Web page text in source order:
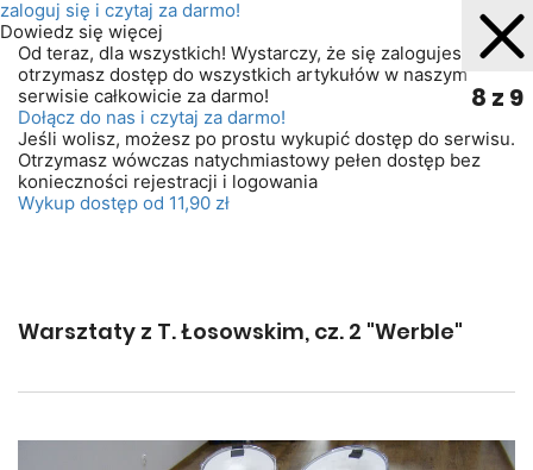
zaloguj się i czytaj za darmo!
Dowiedz się więcej
Od teraz, dla wszystkich! Wystarczy, że się zalogujesz. A
otrzymasz dostęp do wszystkich artykułów w naszym
serwisie całkowicie za darmo!
Dołącz do nas i czytaj za darmo!
Jeśli wolisz, możesz po prostu wykupić dostęp do serwisu.
Otrzymasz wówczas natychmiastowy pełen dostęp bez
konieczności rejestracji i logowania
Wykup dostęp od 11,90 zł
8 z 9
Warsztaty z T. Łosowskim, cz. 2 "Werble"